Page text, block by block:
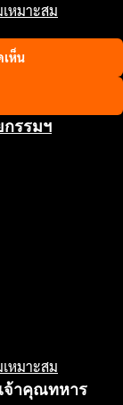
หมาะสม
เห็น
กรรมฯ
หมาะสม
จ้าคุณทหาร